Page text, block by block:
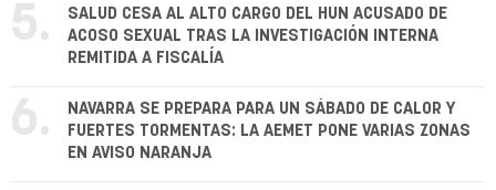
5.
SALUD CESA AL ALTO CARGO DEL HUN ACUSADO DE
ACOSO SEXUAL TRAS LA INVESTIGACIÓN INTERNA
REMITIDA A FISCALÍA
6.
NAVARRA SE PREPARA PARA UN SÁBADO DE CALOR Y
FUERTES TORMENTAS: LA AEMET PONE VARIAS ZONAS
EN AVISO NARANJA